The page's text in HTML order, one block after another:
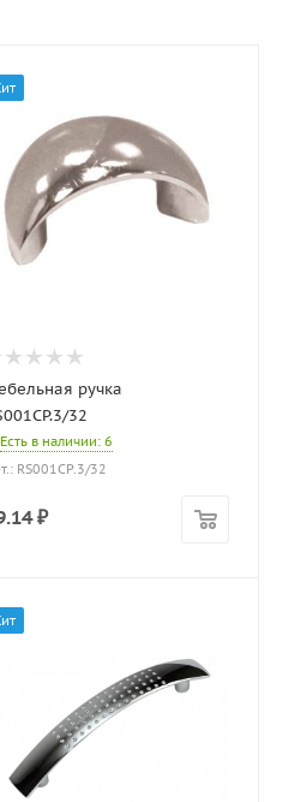
ручка
32
Есть в наличии: 6
RS001CP.3/32
₽